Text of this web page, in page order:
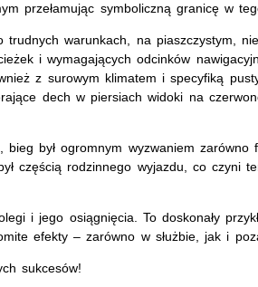
przełamując symboliczną granicę w
trudnych warunkach, na piaszczystym,
i wymagających odcinków
z surowym klimatem i specyfiką
dech w piersiach widoki na
bieg był ogromnym wyzwaniem
częścią rodzinnego wyjazdu, co czyni
i jego osiągnięcia. To doskonały
efekty – zarówno w służbie, jak i
sukcesów!